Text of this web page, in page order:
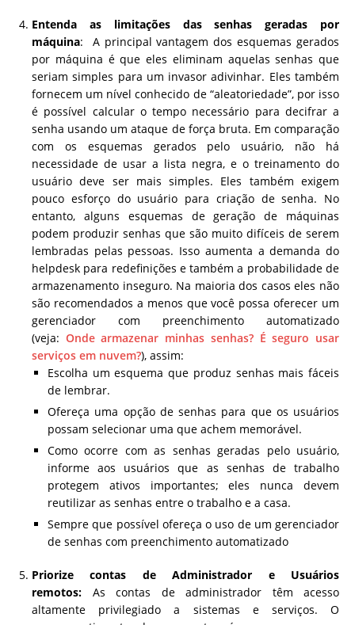
Entenda as limitações das senhas geradas por
máquina: A principal vantagem dos esquemas gerados
por máquina é que eles eliminam aquelas senhas que
seriam simples para um invasor adivinhar. Eles também
fornecem um nível conhecido de “aleatoriedade”, por isso
é possível calcular o tempo necessário para decifrar a
senha usando um ataque de força bruta. Em comparação
com os esquemas gerados pelo usuário, não há
necessidade de usar a lista negra, e o treinamento do
usuário deve ser mais simples. Eles também exigem
pouco esforço do usuário para criação de senha. No
entanto, alguns esquemas de geração de máquinas
podem produzir senhas que são muito difíceis de serem
lembradas pelas pessoas. Isso aumenta a demanda do
helpdesk para redefinições e também a probabilidade de
armazenamento inseguro. Na maioria dos casos eles não
são recomendados a menos que você possa oferecer um
gerenciador com preenchimento automatizado
(veja: Onde armazenar minhas senhas? É seguro usar
serviços em nuvem?), assim:
Escolha um esquema que produz senhas mais fáceis
de lembrar.
Ofereça uma opção de senhas para que os usuários
possam selecionar uma que achem memorável.
Como ocorre com as senhas geradas pelo usuário,
informe aos usuários que as senhas de trabalho
protegem ativos importantes; eles nunca devem
reutilizar as senhas entre o trabalho e a casa.
Sempre que possível ofereça o uso de um gerenciador
de senhas com preenchimento automatizado
Priorize contas de Administrador e Usuários
remotos: As contas de administrador têm acesso
altamente privilegiado a sistemas e serviços. O